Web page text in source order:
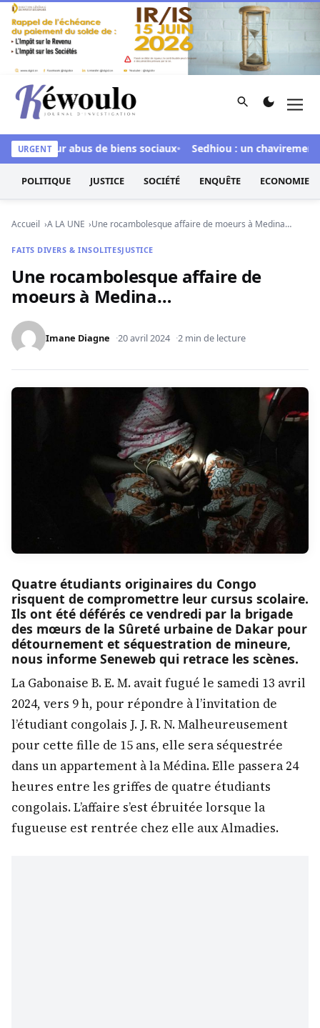
Aller au contenu
Kéwoulo, le premier site d'information et d'investigation
Rechercher
URGENT
pour abus de biens sociaux Sedhiou : un chavirement
POLITIQUE JUSTICE SOCIÉTÉ ENQUÊTE ECONOMIE
Accueil A LA UNE Une rocambolesque affaire de moeurs à Medina…
FAITS DIVERS & INSOLITESJUSTICE
Une rocambolesque affaire de
moeurs à Medina…
Imane Diagne 20 avril 2024 2 min de lecture
Quatre étudiants originaires du Congo
risquent de compromettre leur cursus scolaire.
Ils ont été déférés ce vendredi par la brigade
des mœurs de la Sûreté urbaine de Dakar pour
détournement et séquestration de mineure,
nous informe Seneweb qui retrace les scènes.
La Gabonaise B. E. M. avait fugué le samedi 13 avril
2024, vers 9 h, pour répondre à l’invitation de
l’étudiant congolais J. J. R. N. Malheureusement
pour cette fille de 15 ans, elle sera séquestrée
dans un appartement à la Médina. Elle passera 24
heures entre les griffes de quatre étudiants
congolais. L’affaire s’est ébruitée lorsque la
fugueuse est rentrée chez elle aux Almadies.